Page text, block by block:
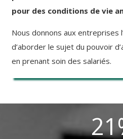
pour des conditions de vie
Nous donnons aux entreprises
d’aborder le sujet du pouvoir
en prenant soin des salariés.
21